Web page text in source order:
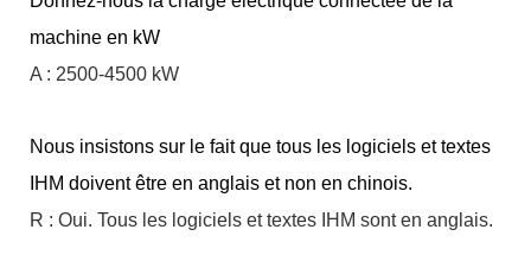
machine en kW
A : 2500-4500 kW
Nous insistons sur le fait que tous les logiciels et textes
IHM doivent être en anglais et non en chinois.
R : Oui. Tous les logiciels et textes IHM sont en anglais.